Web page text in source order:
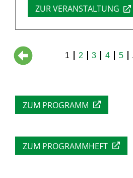
ZUR VERANSTALTUNG
1 2 3 4 5
ZUM PROGRAMM
ZUM PROGRAMMHEFT